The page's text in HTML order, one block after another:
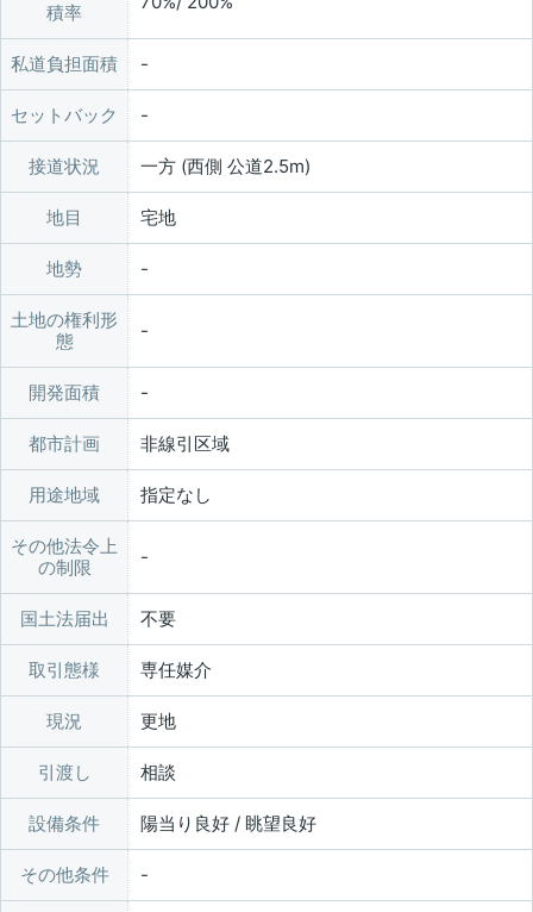
積率
私道負担面積
セットバック
接道状況 一方 (西側 公道2.5m)
地目 宅地
地勢
土地の権利形
態
開発面積
都市計画 非線引区域
用途地域 指定なし
その他法令上
の制限
国土法届出 不要
取引態様 専任媒介
現況 更地
引渡し 相談
設備条件 陽当り良好 / 眺望良好
その他条件